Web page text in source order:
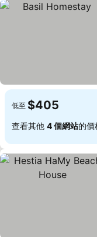
低至 $405
查看其他 4 個網站的價